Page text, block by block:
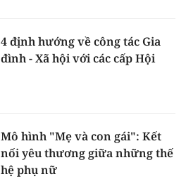
4 định hướng về công tác Gia
đình - Xã hội với các cấp Hội
Mô hình "Mẹ và con gái": Kết
nối yêu thương giữa những thế
hệ phụ nữ